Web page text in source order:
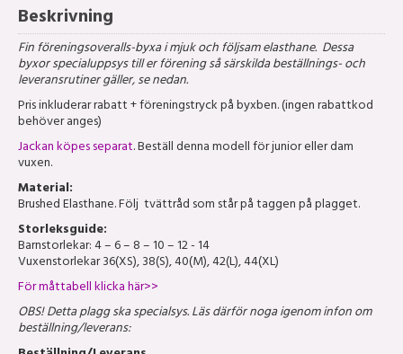
Beskrivning
Fin föreningsoveralls-byxa i mjuk och följsam elasthane. Dessa
byxor specialuppsys till er förening så särskilda beställnings- och
leveransrutiner gäller, se nedan.
Pris inkluderar rabatt + föreningstryck på byxben. (ingen rabattkod
behöver anges)
Jackan köpes separat. Beställ denna modell för junior eller dam
vuxen.
Material:
Brushed Elasthane. Följ tvättråd som står på taggen på plagget.
Storleksguide:
Barnstorlekar: 4 – 6 – 8 – 10 – 12 - 14
Vuxenstorlekar 36(XS), 38(S), 40(M), 42(L), 44(XL)
För måttabell klicka här>>
OBS! Detta plagg ska specialsys. Läs därför noga igenom infon om
beställning/leverans: